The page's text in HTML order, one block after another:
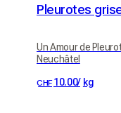
Pleurotes
Un Amour de
Neuchâtel
CHF 10.00/ kg